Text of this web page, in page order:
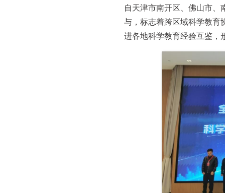
自天津市南开区、佛山市、
与，标志着跨区域科学教育
进各地科学教育经验互鉴，